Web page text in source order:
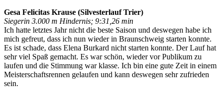
Gesa Felicitas Krause (Silvesterlauf Trier)
Siegerin 3.000 m Hindernis; 9:31,26 min
Ich hatte letztes Jahr nicht die beste Saison und deswegen habe ich
mich gefreut, dass ich nun wieder in Braunschweig starten konnte.
Es ist schade, dass Elena Burkard nicht starten konnte. Der Lauf hat
sehr viel Spaß gemacht. Es war schön, wieder vor Publikum zu
laufen und die Stimmung war klasse. Ich bin eine gute Zeit in einem
Meisterschaftsrennen gelaufen und kann deswegen sehr zufrieden
sein.